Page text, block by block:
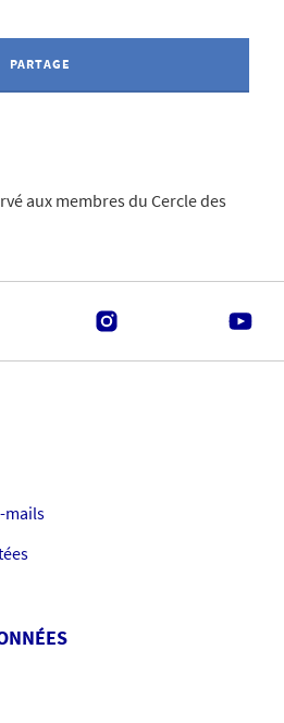
PARTAGE
aux membres du Cercle des
mails